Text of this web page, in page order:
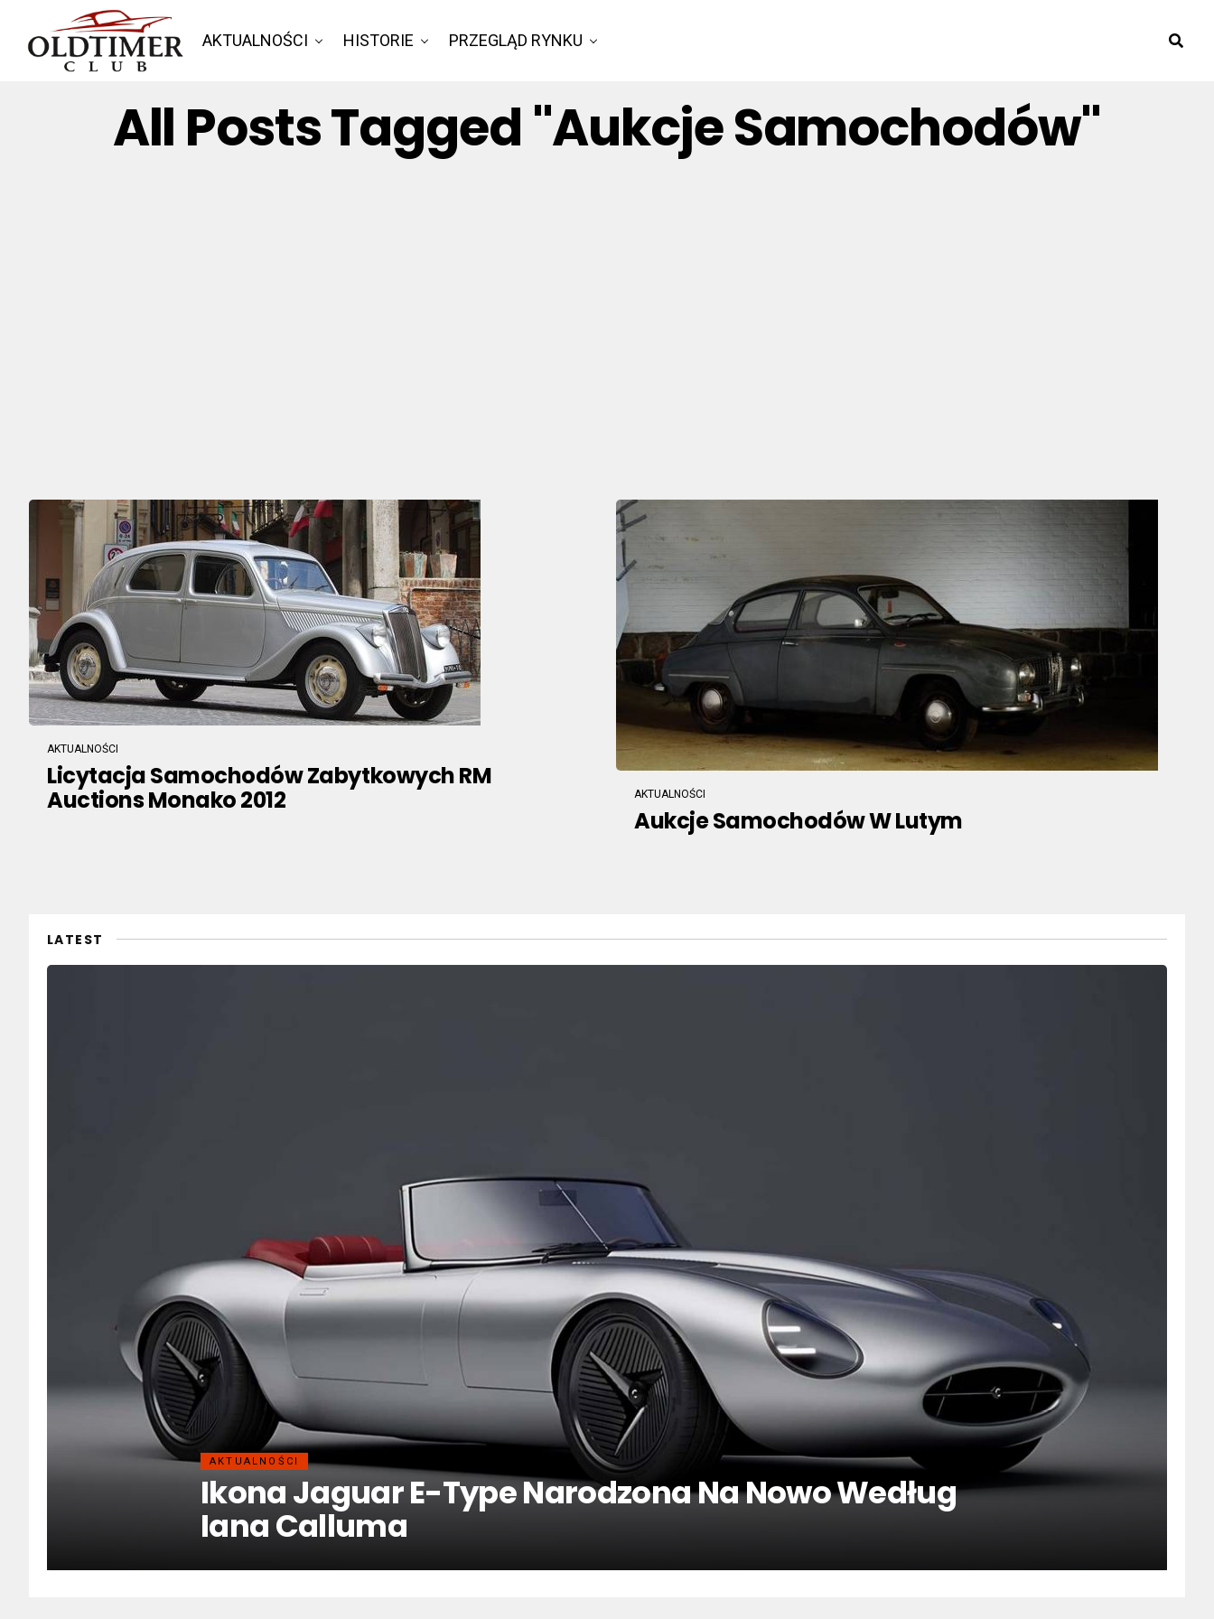
AKTUALNOŚCI HISTORIE PRZEGLĄD RYNKU
All Posts Tagged "Aukcje Samochodów"
AKTUALNOŚCI
Licytacja Samochodów Zabytkowych RM
Auctions Monako 2012
AKTUALNOŚCI
Aukcje Samochodów W Lutym
LATEST
AKTUALNOŚCI
Ikona Jaguar E-Type Narodzona Na Nowo Według
Iana Calluma